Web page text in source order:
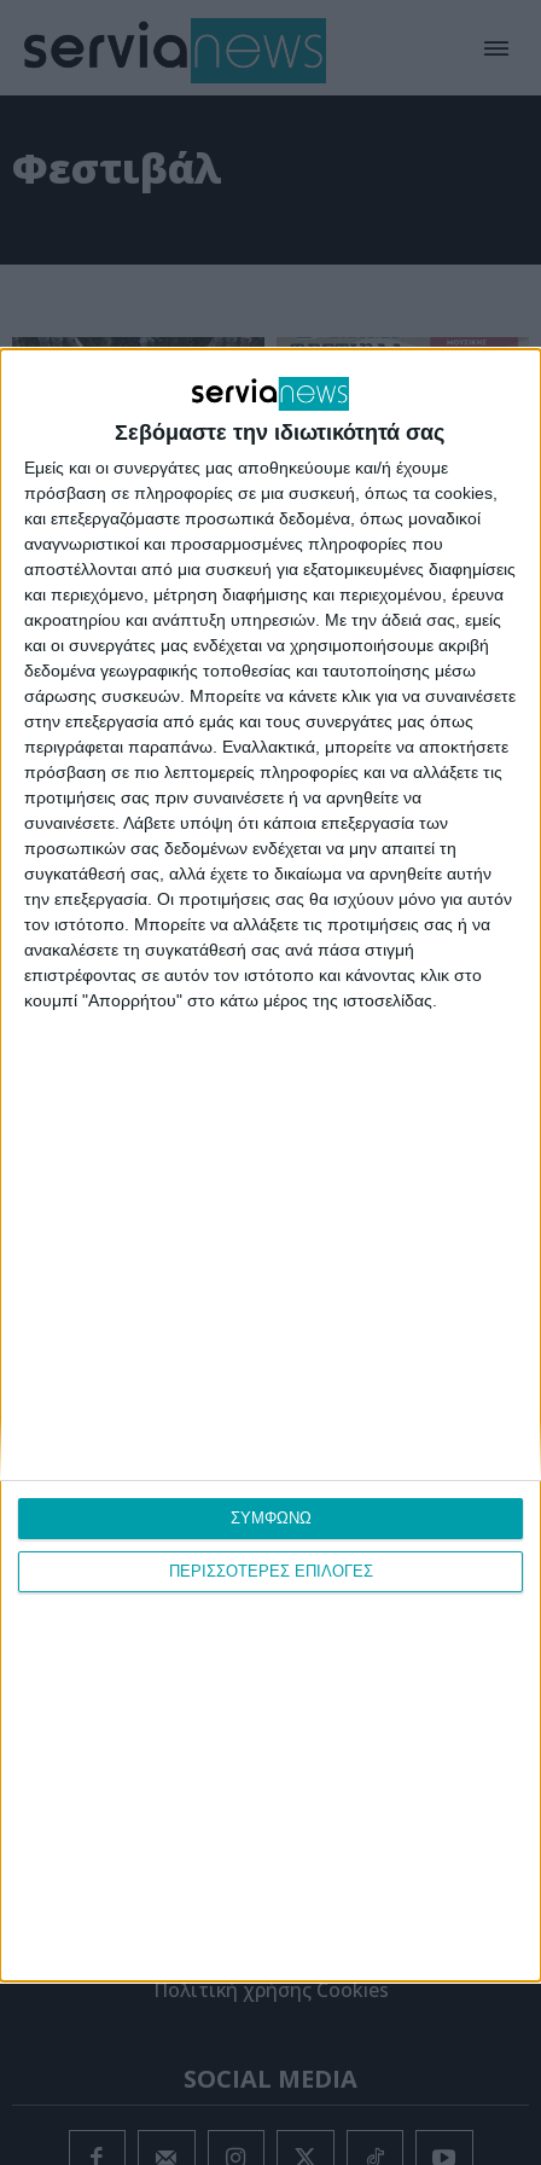
Σεβόμαστε την ιδιωτικότητά σας
Εμείς και οι συνεργάτες μας αποθηκεύουμε και/ή έχουμε
πρόσβαση σε πληροφορίες σε μια συσκευή, όπως τα cookies,
και επεξεργαζόμαστε προσωπικά δεδομένα, όπως μοναδικοί
αναγνωριστικοί και προσαρμοσμένες πληροφορίες που
αποστέλλονται από μια συσκευή για εξατομικευμένες διαφημίσεις
και περιεχόμενο, μέτρηση διαφήμισης και περιεχομένου, έρευνα
ακροατηρίου και ανάπτυξη υπηρεσιών. Με την άδειά σας, εμείς
και οι συνεργάτες μας ενδέχεται να χρησιμοποιήσουμε ακριβή
δεδομένα γεωγραφικής τοποθεσίας και ταυτοποίησης μέσω
σάρωσης συσκευών. Μπορείτε να κάνετε κλικ για να συναινέσετε
στην επεξεργασία από εμάς και τους συνεργάτες μας όπως
περιγράφεται παραπάνω. Εναλλακτικά, μπορείτε να αποκτήσετε
πρόσβαση σε πιο λεπτομερείς πληροφορίες και να αλλάξετε τις
προτιμήσεις σας πριν συναινέσετε ή να αρνηθείτε να
συναινέσετε. Λάβετε υπόψη ότι κάποια επεξεργασία των
προσωπικών σας δεδομένων ενδέχεται να μην απαιτεί τη
συγκατάθεσή σας, αλλά έχετε το δικαίωμα να αρνηθείτε αυτήν
την επεξεργασία. Οι προτιμήσεις σας θα ισχύουν μόνο για αυτόν
τον ιστότοπο. Μπορείτε να αλλάξετε τις προτιμήσεις σας ή να
ανακαλέσετε τη συγκατάθεσή σας ανά πάσα στιγμή
επιστρέφοντας σε αυτόν τον ιστότοπο και κάνοντας κλικ στο
κουμπί "Απορρήτου" στο κάτω μέρος της ιστοσελίδας.
ΠΕΡΙΣΣΟΤΕΡΕΣ ΕΠΙΛΟΓΕΣ
ΣΥΜΦΩΝΩ
Φεστιβάλ
Videos
Παρακολουθήστε
ζωντανά το 3ο Διεθνές
Φεστιβάλ Χορωδιών
στο Βελβεντό
Βελβεντό
3ο Διεθνές Φεστιβάλ
Χορωδιών στο
Βελβεντό από τις 28
έως τις 30 Ιουνίου. Το
πρόγραμμα
Σερβίων
ΣΧΕΤΙΚΑ
Πολιτική χρήσης Cookies
SOCIAL MEDIA